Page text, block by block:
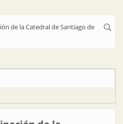
de la Catedral de Santiago de